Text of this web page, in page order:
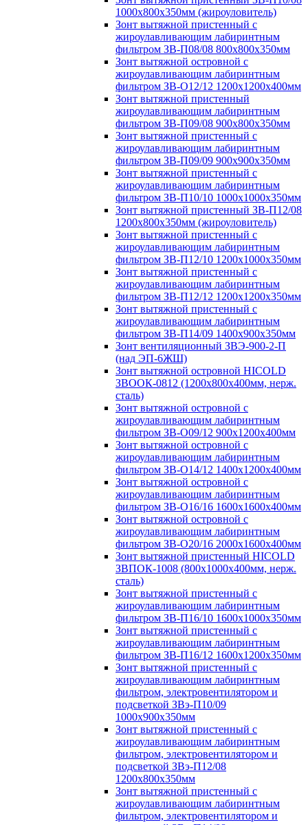
1000х800х350мм (жироуловитель)
Зонт вытяжной пристенный с
жироулавливающим лабиринтным
фильтром ЗВ-П08/08 800х800х350мм
Зонт вытяжной островной с
жироулавливающим лабиринтным
фильтром ЗВ-О12/12 1200х1200х400мм
Зонт вытяжной пристенный
жироулавливающим лабиринтным
фильтром ЗВ-П09/08 900х800х350мм
Зонт вытяжной пристенный с
жироулавливающим лабиринтным
фильтром ЗВ-П09/09 900х900х350мм
Зонт вытяжной пристенный с
жироулавливающим лабиринтным
фильтром ЗВ-П10/10 1000х1000х350мм
Зонт вытяжной пристенный ЗВ-П12/08
1200х800х350мм (жироуловитель)
Зонт вытяжной пристенный с
жироулавливающим лабиринтным
фильтром ЗВ-П12/10 1200х1000х350мм
Зонт вытяжной пристенный с
жироулавливающим лабиринтным
фильтром ЗВ-П12/12 1200х1200х350мм
Зонт вытяжной пристенный с
жироулавливающим лабиринтным
фильтром ЗВ-П14/09 1400х900х350мм
Зонт вентиляционный ЗВЭ-900-2-П
(над ЭП-6ЖШ)
Зонт вытяжной островной HICOLD
ЗВООК-0812 (1200х800x400мм, нерж.
сталь)
Зонт вытяжной островной с
жироулавливающим лабиринтным
фильтром ЗВ-О09/12 900х1200х400мм
Зонт вытяжной островной с
жироулавливающим лабиринтным
фильтром ЗВ-О14/12 1400х1200х400мм
Зонт вытяжной островной с
жироулавливающим лабиринтным
фильтром ЗВ-О16/16 1600х1600х400мм
Зонт вытяжной островной с
жироулавливающим лабиринтным
фильтром ЗВ-О20/16 2000х1600х400мм
Зонт вытяжной пристенный HICOLD
ЗВПОК-1008 (800х1000х400мм, нерж.
сталь)
Зонт вытяжной пристенный с
жироулавливающим лабиринтным
фильтром ЗВ-П16/10 1600х1000х350мм
Зонт вытяжной пристенный с
жироулавливающим лабиринтным
фильтром ЗВ-П16/12 1600х1200х350мм
Зонт вытяжной пристенный с
жироулавливающим лабиринтным
фильтром, электровентилятором и
подсветкой ЗВэ-П10/09
1000х900х350мм
Зонт вытяжной пристенный с
жироулавливающим лабиринтным
фильтром, электровентилятором и
подсветкой ЗВэ-П12/08
1200х800х350мм
Зонт вытяжной пристенный с
жироулавливающим лабиринтным
фильтром, электровентилятором и